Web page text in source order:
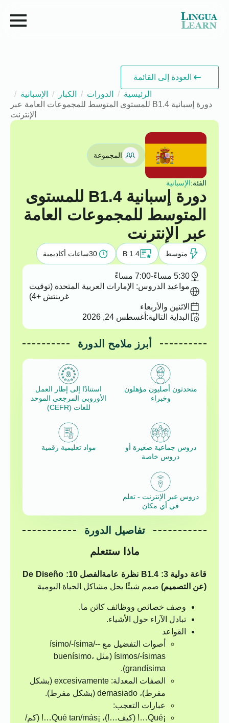
العودة إلى القائمة
الرئيسية
الدورات الكبار
الإسبانية
دورة إسبانية B1.4 للمستوى المتوسط للمجموعات العامة عبر
الإنترنت
المجموعة
الفئة:الإسبانية
دورة إسبانية B1.4 للمستوى
المتوسط للمجموعات العامة
عبر الإنترنت
متوسط B 1.4
30ساعات أكاديمية
5:30 مساءً -7:00 مساءً
مواعيد الدروس: الإمارات العربية المتحدة (توقيت
غرينتش +4)
الاثنين والأربعاء
البداية التالية: أغسطس 24, 2026
أبرز ملامح الدورة
متحدثون أصليون مؤهلون
وخبراء
استنادًا إلى إطار العمل
الأوروبي المرجعي الموحد
للغات (CEFR)
دروس جماعية صغيرة أو
دروس خاصة
مواد تعليمية رقمية
دروس عبر الإنترنت - تعلم
في أي مكان
تفاصيل الدورة
ماذا ستتعلم
قاعة دولية 3: B1.4 نظرة عامة
الفصل 10: De Diseño
(عن التصميم) صمم شيئًا يحل مشاكل الحياة اليومية
وصف خصائص ووظائف كائن ما.
تبادل الآراء حول الأشياء.
القواعد
أصوات التفضيل مع -ísimo/-ísima/-
ísimos/-ísimas (مثل buenísimo،
grandísima).
الصفات المعدلة: excesivamente (بشكل
مفرط)، demasiado (بشكل مفرط).
عبارات التعجب:
¡Qué…! (كيف…!)، ¡Qué tan/más…! (كم/